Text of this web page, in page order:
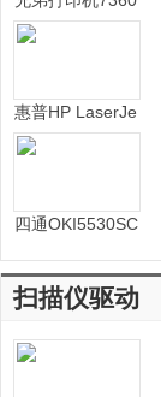
驱动(brother mf
c-7360驱动)
惠普HP LaserJe
t 1010打印机驱
四通OKI5530SC
扫描仪驱动